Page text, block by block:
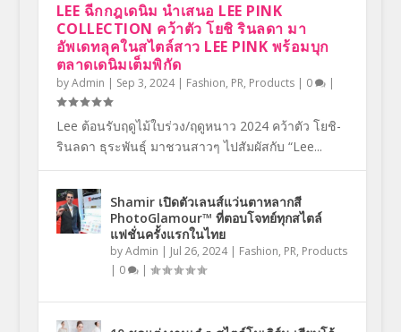
LEE ฉีกกฎเดนิม นำเสนอ LEE PINK
COLLECTION คว้าตัว โยชิ รินลดา มา
อัพเดทลุคในสไตล์สาว LEE PINK พร้อมบุก
ตลาดเดนิมเต็มพิกัด
byAdmin Sep 3, 2024| Fashion, PR, Products| 0 |
Lee ต้อนรับฤดูไม้ใบร่วง/ฤดูหนาว 2024 คว้าตัว โยชิ-
รินลดา ธุระพันธุ์ มาชวนสาวๆ ไปสัมผัสกับ “Lee...
Shamir เปิดตัวเลนส์แว่นตาหลากสี
PhotoGlamour™ ที่ตอบโจทย์ทุกสไตล์
แฟชั่นครั้งแรกในไทย
byAdmin Jul 26, 2024| Fashion, PR, Products
0 |